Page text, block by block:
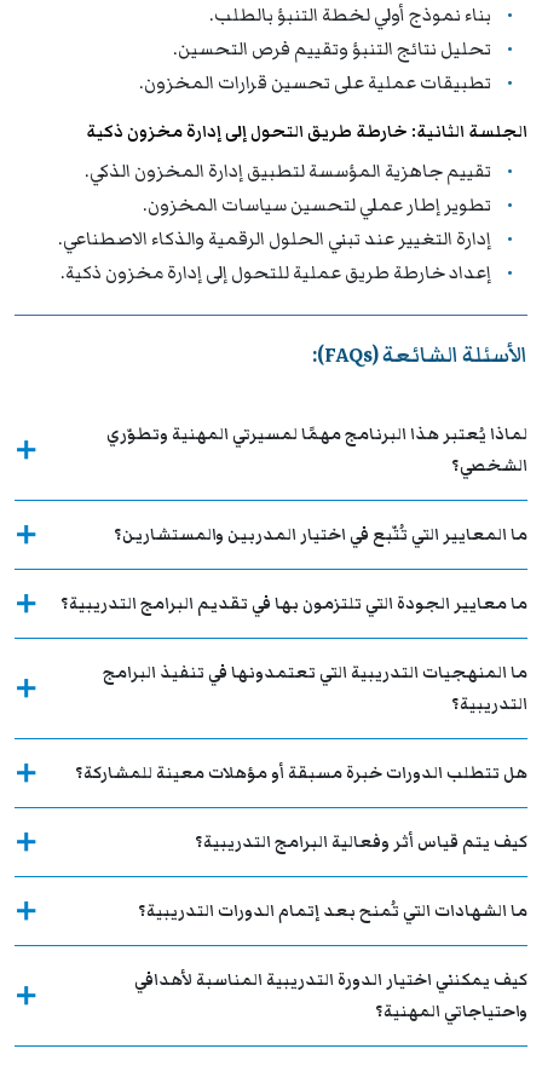
بناء نموذج أولي لخطة التنبؤ بالطلب.
تحليل نتائج التنبؤ وتقييم فرص التحسين.
تطبيقات عملية على تحسين قرارات المخزون.
الجلسة الثانية: خارطة طريق التحول إلى إدارة مخزون ذكية
تقييم جاهزية المؤسسة لتطبيق إدارة المخزون الذكي.
تطوير إطار عملي لتحسين سياسات المخزون.
إدارة التغيير عند تبني الحلول الرقمية والذكاء الاصطناعي.
إعداد خارطة طريق عملية للتحول إلى إدارة مخزون ذكية.
الأسئلة الشائعة (FAQs):
لماذا يُعتبر هذا البرنامج مهمًا لمسيرتي المهنية وتطوّري
الشخصي؟
ما المعايير التي تُتّبع في اختيار المدربين والمستشارين؟
ما معايير الجودة التي تلتزمون بها في تقديم البرامج التدريبية؟
ما المنهجيات التدريبية التي تعتمدونها في تنفيذ البرامج
التدريبية؟
هل تتطلب الدورات خبرة مسبقة أو مؤهلات معينة للمشاركة؟
كيف يتم قياس أثر وفعالية البرامج التدريبية؟
ما الشهادات التي تُمنح بعد إتمام الدورات التدريبية؟
كيف يمكنني اختيار الدورة التدريبية المناسبة لأهدافي
واحتياجاتي المهنية؟